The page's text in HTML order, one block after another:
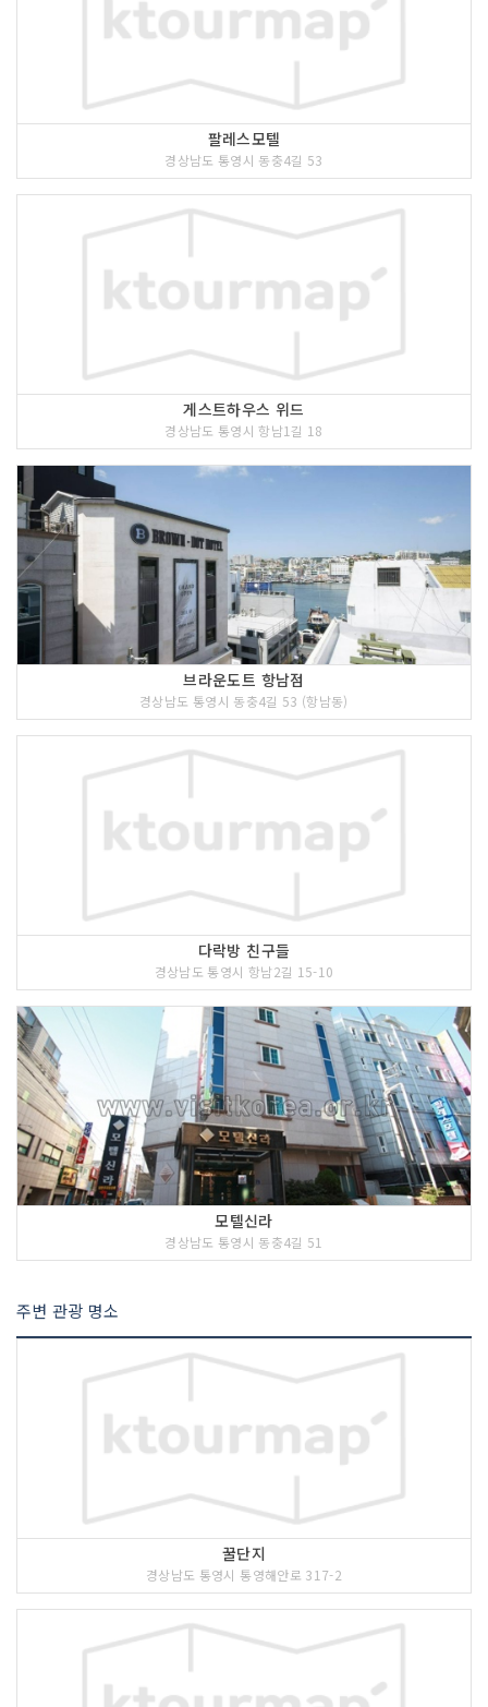
팔레스모텔
경상남도 통영시 동충4길 53
게스트하우스 위드
경상남도 통영시 항남1길 18
브라운도트 항남점
경상남도 통영시 동충4길 53 (항남동)
다락방 친구들
경상남도 통영시 항남2길 15-10
모텔신라
경상남도 통영시 동충4길 51
주변 관광 명소
꿀단지
경상남도 통영시 통영해안로 317-2